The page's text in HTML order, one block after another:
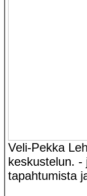
Veli-Pekka
keskustelun. -
tapahtumista